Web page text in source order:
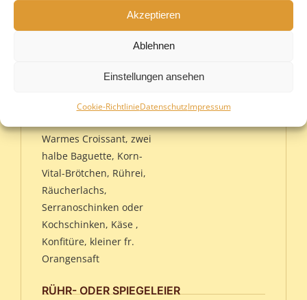
Akzeptieren
Ablehnen
Einstellungen ansehen
Cookie-RichtlinieDatenschutzImpressum
Kräuter-Rührei mit
frischem Räucherlachs,
Senfsauce und Baguette
Warmes Croissant, zwei
halbe Baguette, Korn-
Vital-Brötchen, Rührei,
Räucherlachs,
Serranoschinken oder
Kochschinken, Käse ,
Konfitüre, kleiner fr.
Orangensaft
RÜHR- ODER SPIEGELEIER